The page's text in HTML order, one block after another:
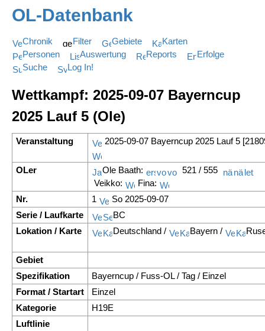
OL-Datenbank
Chronik Filter Gebiete
Karten
Personen
Auswertung Reports
Erfolge
Suche
Log In!
Wettkampf: 2025-09-07 Bayerncup
2025 Lauf 5 (Ole)
Veranstaltung 2025-09-07 Bayerncup 2025 Lauf 5
OLer Ole Baath:
521 / 555
Veikko:
Fina:
Nr.
1
So 2025-09-07
Serie / Laufkarte
BC
Lokation / Karte
Deutschland / Bayern /
Gebiet
Spezifikation
Bayerncup / Fuss-OL / Tag / Einzel
Format / Startart
Einzel
Kategorie
H19E
Luftlinie